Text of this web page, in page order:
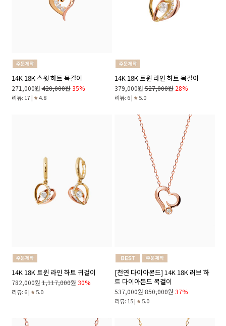
14K 18K 스윗 하트 목걸이
271,000원 420,000원 35%
리뷰: 17 | 4.8
14K 18K 트윈 라인 하트 목걸이
379,000원 527,000원 28%
리뷰: 6 | 5.0
14K 18K 트윈 라인 하트 귀걸이
782,000원 1,117,000원 30%
리뷰: 6 | 5.0
[천연 다이아몬드] 14K 18K 러브 하
트 다이아몬드 목걸이
537,000원 850,000원 37%
리뷰: 15 | 5.0